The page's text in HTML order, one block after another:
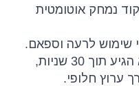
נמחק אוטומטית
שימוש לרעה וספאם.
אם ה-SMS לא הגיע תוך 30 שניות,
ערוץ חלופי.